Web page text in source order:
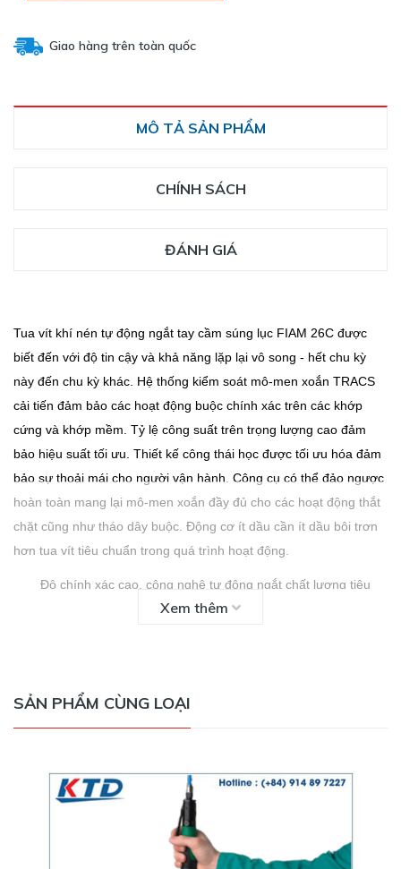
Giao hàng trên toàn quốc
MÔ TẢ SẢN PHẨM
CHÍNH SÁCH
ĐÁNH GIÁ
Tua vít khí nén tự động ngắt tay cầm súng lục FIAM 26C được
biết đến với độ tin cậy và khả năng lặp lại vô song - hết chu kỳ
này đến chu kỳ khác. Hệ thống kiểm soát mô-men xoắn TRACS
cải tiến đảm bảo các hoạt động buộc chính xác trên các khớp
cứng và khớp mềm. Tỷ lệ công suất trên trọng lượng cao đảm
bảo hiệu suất tối ưu. Thiết kế công thái học được tối ưu hóa đảm
bảo sự thoải mái cho người vận hành. Công cụ có thể đảo ngược
hoàn toàn mang lại mô-men xoắn đầy đủ cho các hoạt động thắt
chặt cũng như tháo dây buộc. Động cơ ít dầu cần ít dầu bôi trơn
hơn tua vít tiêu chuẩn trong quá trình hoạt động.
Độ chính xác cao, công nghệ tự động ngắt chất lượng tiêu
Phạm vi mô-men xoắn 3,54 đến 35,4 lbf.in (0,4 đến 4 Nm)
Lý tưởng cho một loạt các ứng dụng lắp ráp chung bao gồm
Xem thêm
SẢN PHẨM CÙNG LOẠI